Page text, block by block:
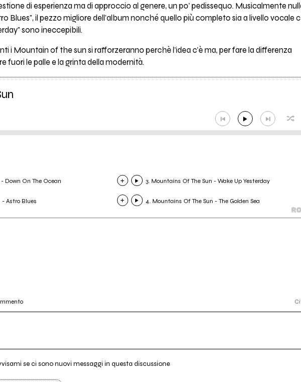
di esperienza ma di approccio al genere, un po' pedissequo. Musicalmente
Blues", il pezzo migliore dell'album nonché quello più completo sia a livello vocale
sono ineccepibili.
i Mountain of the sun si rafforzeranno perchè l'idea c'è ma, per fare la differenza
fuori le palle e la grinta della modernità.
Down On The Ocean
- Astro Blues
3. Mountains Of The Sun - Wake Up Yesterday
4. Mountains Of The Sun - The Golden Sea
se ci sono nuovi messaggi in questa discussione